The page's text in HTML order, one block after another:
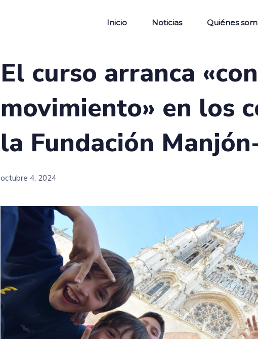
Inicio Noticias Quiénes
El curso arranca «con
movimiento» en los
la Fundación
octubre 4, 2024